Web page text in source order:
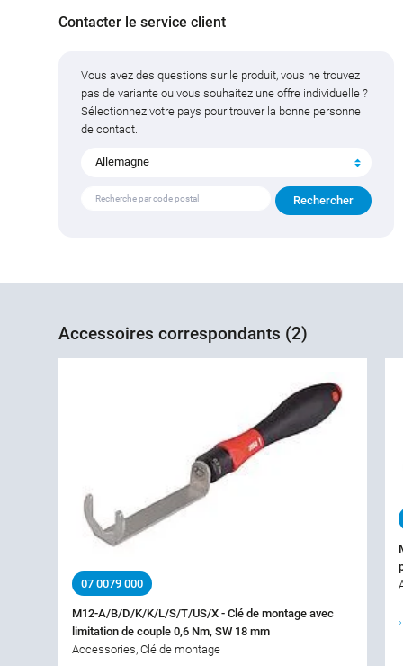
Contacter le service client
Vous avez des questions sur le produit, vous ne trouvez
pas de variante ou vous souhaitez une offre individuelle ?
Sélectionnez votre pays pour trouver la bonne personne
de contact.
Allemagne
Accessoires correspondants (2)
07 0079 000
M12-A/B/D/K/K/L/S/T/US/X - Clé de montage avec
limitation de couple 0,6 Nm, SW 18 mm
Accessories, Clé de montage